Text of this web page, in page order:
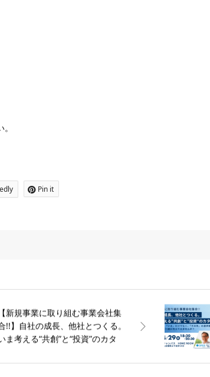
Pin it
【新規事業に取り組む事業会社集
!!】自社の成長、他社とつくる。
ま考える“共創”と“投資”のカタ